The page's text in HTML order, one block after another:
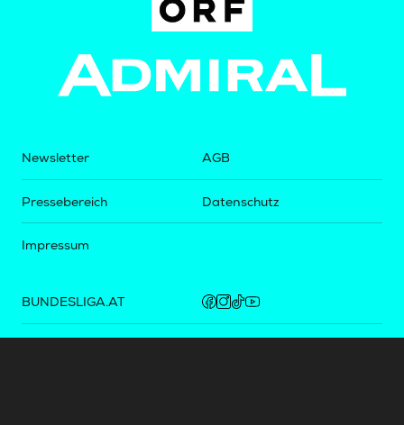
Newsletter
Pressebereich
Impressum
AGB
Datenschutz
BUNDESLIGA.AT